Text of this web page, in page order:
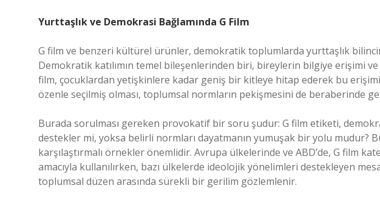
Yurttaşlık ve Demokrasi Bağlamında G Film
G film ve benzeri kültürel ürünler, demokratik toplumlarda yurttaşlık
Demokratik katılımın temel bileşenlerinden biri, bireylerin bilgiye erişimi
film, çocuklardan yetişkinlere kadar geniş bir kitleye hitap ederek bu
özenle seçilmiş olması, toplumsal normların pekişmesini de beraberinde
Burada sorulması gereken provokatif bir soru şudur: G film etiketi,
destekler mi, yoksa belirli normları dayatmanın yumuşak bir yolu mudur?
karşılaştırmalı örnekler önemlidir. Avrupa ülkelerinde ve ABD’de, G film
amacıyla kullanılırken, bazı ülkelerde ideolojik yönelimleri destekleyen
toplumsal düzen arasında sürekli bir gerilim gözlemlenir.